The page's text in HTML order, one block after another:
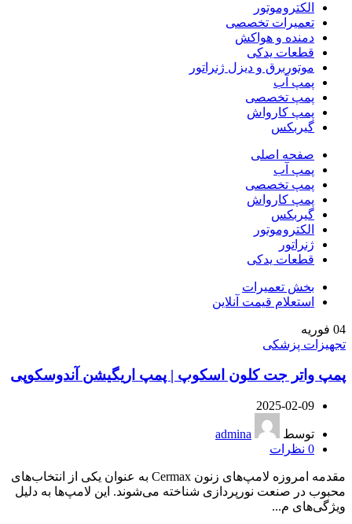
الکتروموتور
تعمیرات تخصصی
دمنده و هواکش
قطعات یدکی
موتوربرق و دیزل ژنراتور
پمپ آب
پمپ تخصصی
پمپ کارواش
گیربکس
صفحه اصلی
پمپ آب
پمپ تخصصی
پمپ کارواش
گیربکس
الکتروموتور
ژنراتور
قطعات یدکی
بخش تعمیرات
استعلام قیمت آنلاین
04 فوریه
تجهیزات پزشکی
پمپ واتر جت کلون اسکوپ | پمپ اریگیشن آندوسکوپی
2025-02-09
توسط
admina
0 نظرات
مقدمه امروزه لامپ‌های زنون Cermax به عنوان یکی از انتخاب‌های
محبوب در صنعت نورپردازی شناخته می‌شوند. این لامپ‌ها به دلیل
ویژگی‌های م...